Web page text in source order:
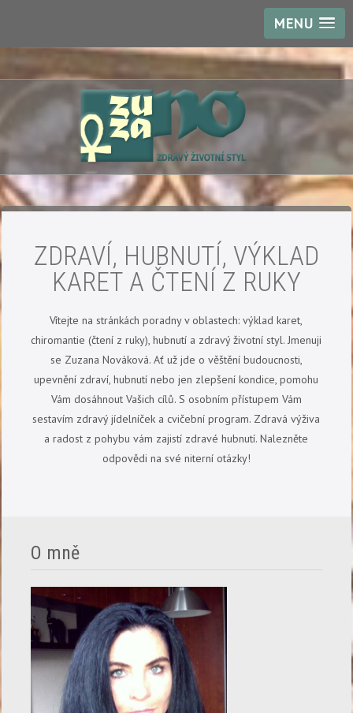
MENU
ZDRAVÍ, HUBNUTÍ, VÝKLAD
KARET A ČTENÍ Z RUKY
Vítejte na stránkách poradny v oblastech: výklad karet,
chiromantie (čtení z ruky), hubnutí a zdravý životní styl. Jmenuji
se Zuzana Nováková. Ať už jde o věštění budoucnosti,
upevnění zdraví, hubnutí nebo jen zlepšení kondice, pomohu
Vám dosáhnout Vašich cílů. S osobním přístupem Vám
sestavím zdravý jídelníček a cvičební program. Zdravá výživa
a radost z pohybu vám zajistí zdravé hubnutí. Nalezněte
odpovědi na své niterní otázky!
O mně